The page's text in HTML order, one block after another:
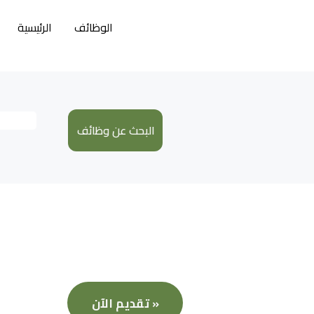
الرئيسية الوظائف
تقديم الآن »